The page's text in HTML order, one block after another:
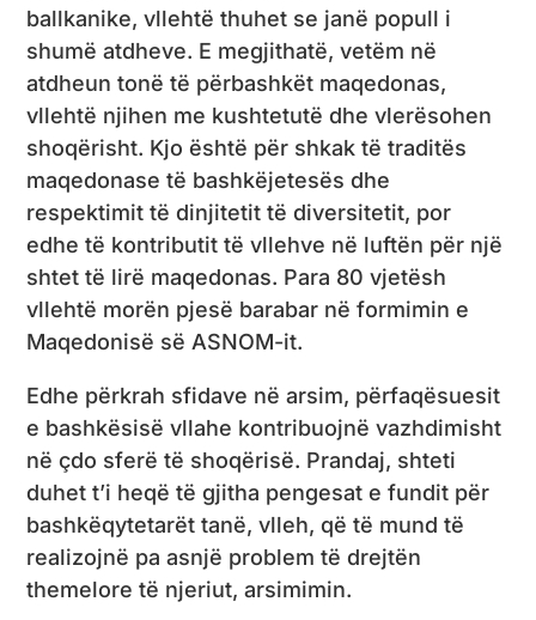
ballkanike, vllehtë thuhet se janë popull i
shumë atdheve. E megjithatë, vetëm në
atdheun tonë të përbashkët maqedonas,
vllehtë njihen me kushtetutë dhe vlerësohen
shoqërisht. Kjo është për shkak të traditës
maqedonase të bashkëjetesës dhe
respektimit të dinjitetit të diversitetit, por
edhe të kontributit të vllehve në luftën për një
shtet të lirë maqedonas. Para 80 vjetësh
vllehtë morën pjesë barabar në formimin e
Maqedonisë së ASNOM-it.
Edhe përkrah sfidave në arsim, përfaqësuesit
e bashkësisë vllahe kontribuojnë vazhdimisht
në çdo sferë të shoqërisë. Prandaj, shteti
duhet t’i heqë të gjitha pengesat e fundit për
bashkëqytetarët tanë, vlleh, që të mund të
realizojnë pa asnjë problem të drejtën
themelore të njeriut, arsimimin.